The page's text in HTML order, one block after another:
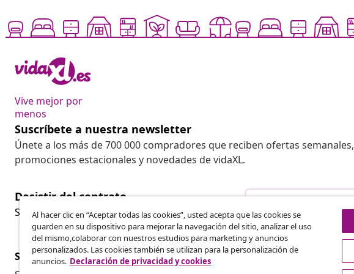
Vive mejor por
menos
Suscríbete a nuestra newsletter
Únete a los más de 700 000 compradores que reciben ofertas semanales,
promociones estacionales y novedades de vidaXL.
Desistir del contrato
Solicita la cancelación de tu pedido.
Servicio al Cliente
Empresas
Al hacer clic en “Aceptar todas las cookies”, usted acepta que las cookies se
guarden en su dispositivo para mejorar la navegación del sitio, analizar el uso
del mismo,colaborar con nuestros estudios para marketing y anuncios
personalizados. Las cookies también se utilizan para la personalización de
anuncios. Declaración de privacidad y cookies